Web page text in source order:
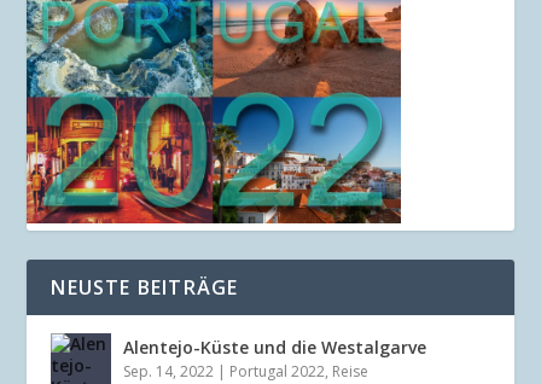
NEUSTE BEITRÄGE
Alentejo-Küste und die Westalgarve
Sep. 14, 2022 | Portugal 2022, Reise